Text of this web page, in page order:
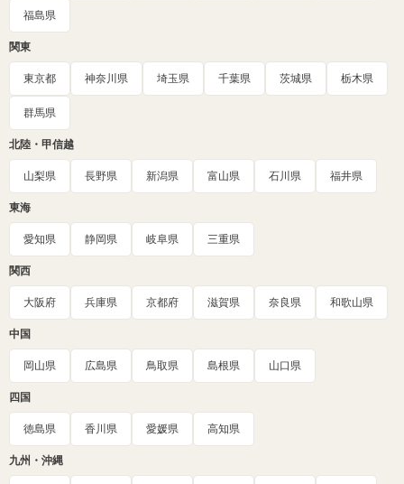
福島県
関東
東京都 神奈川県 埼玉県 千葉県 茨城県 栃木県
群馬県
北陸・甲信越
山梨県 長野県 新潟県 富山県 石川県 福井県
東海
愛知県 静岡県 岐阜県 三重県
関西
大阪府 兵庫県 京都府 滋賀県 奈良県 和歌山県
中国
岡山県 広島県 鳥取県 島根県 山口県
四国
徳島県 香川県 愛媛県 高知県
九州・沖縄